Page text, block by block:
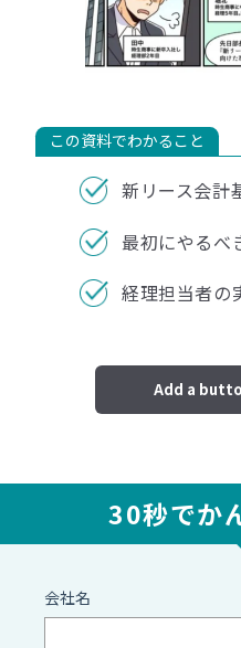
この資料でわかること
新リース会計
最初にやるべ
経理担当者の
Add a
30秒でか
会社名